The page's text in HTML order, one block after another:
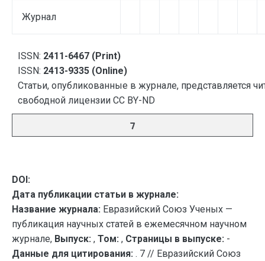
Журнал
ISSN: 2411-6467 (Print)
ISSN: 2413-9335 (Online)
Статьи, опубликованные в журнале, представляется
свободной лицензии CC BY-ND
7
DOI:
Дата публикации статьи в журнале:
Название журнала: Евразийский Союз Ученых —
публикация научных статей в ежемесячном научном
журнале, Выпуск: , Том: , Страницы в выпуске: -
Данные для цитирования: . 7 // Евразийский Союз